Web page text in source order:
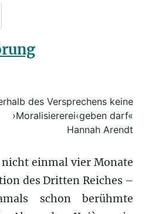
des Versprechens keine
›Moralisiererei‹geben darf«
Hannah Arendt
nicht einmal vier Monate
des Dritten Reiches –
schon berühmte